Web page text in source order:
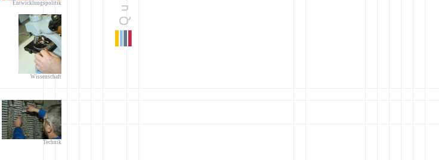
Entwicklungspolitik
Wissenschaft
Technik